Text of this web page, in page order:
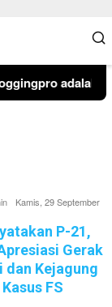
adalah
Kamis, 29 September
P-21,
Gerak
dan Kejagung
FS